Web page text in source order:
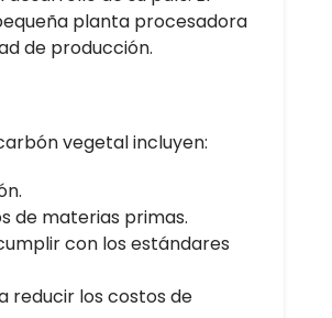
planta procesadora
de producción.
vegetal incluyen:
de materias primas.
con los estándares
reducir los costos de